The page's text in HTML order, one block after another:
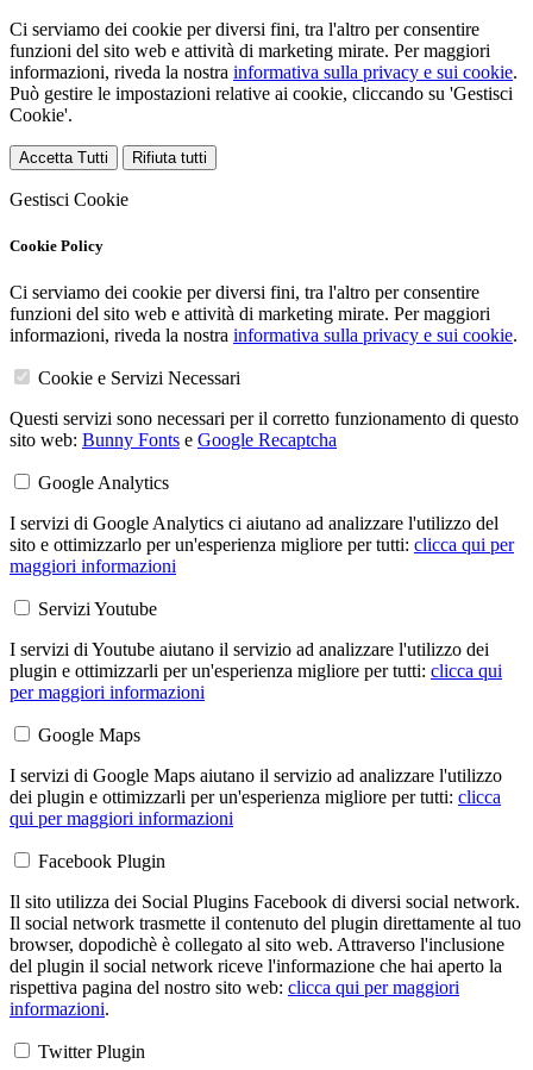
Ci serviamo dei cookie per diversi fini, tra l'altro per consentire
funzioni del sito web e attività di marketing mirate. Per maggiori
informazioni, riveda la nostra informativa sulla privacy e sui cookie.
Può gestire le impostazioni relative ai cookie, cliccando su 'Gestisci
Cookie'.
Accetta Tutti Rifiuta tutti
Gestisci Cookie
Cookie Policy
Ci serviamo dei cookie per diversi fini, tra l'altro per consentire
funzioni del sito web e attività di marketing mirate. Per maggiori
informazioni, riveda la nostra informativa sulla privacy e sui cookie.
Cookie e Servizi Necessari
Questi servizi sono necessari per il corretto funzionamento di questo
sito web: Bunny Fonts e Google Recaptcha
Google Analytics
I servizi di Google Analytics ci aiutano ad analizzare l'utilizzo del
sito e ottimizzarlo per un'esperienza migliore per tutti: clicca qui per
maggiori informazioni
Servizi Youtube
I servizi di Youtube aiutano il servizio ad analizzare l'utilizzo dei
plugin e ottimizzarli per un'esperienza migliore per tutti: clicca qui
per maggiori informazioni
Google Maps
I servizi di Google Maps aiutano il servizio ad analizzare l'utilizzo
dei plugin e ottimizzarli per un'esperienza migliore per tutti: clicca
qui per maggiori informazioni
Facebook Plugin
Il sito utilizza dei Social Plugins Facebook di diversi social network.
Il social network trasmette il contenuto del plugin direttamente al tuo
browser, dopodichè è collegato al sito web. Attraverso l'inclusione
del plugin il social network riceve l'informazione che hai aperto la
rispettiva pagina del nostro sito web: clicca qui per maggiori
informazioni.
Twitter Plugin